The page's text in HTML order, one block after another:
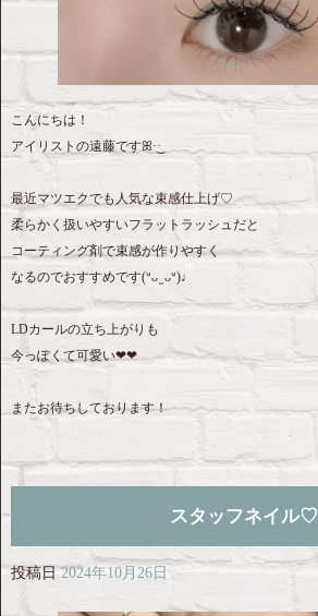
こんにちは！
アイリストの遠藤ですꕤ︎︎·͜·
最近マツエクでも人気な束感仕上げ♡
柔らかく扱いやすいフラットラッシュだと
コーティング剤で束感が作りやすく
なるのでおすすめです(ᐡᴗ ̫ ᴗᐡ)♩
LDカールの立ち上がりも
今っぽくて可愛い❤︎❤︎
またお待ちしております！
スタッフネイル♡
投稿日 2024年10月26日